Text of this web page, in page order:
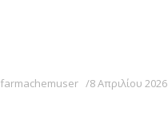
farmachemuser 8 Απριλίου 2026